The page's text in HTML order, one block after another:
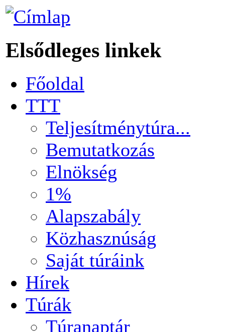
Elsődleges linkek
Főoldal
TTT
Teljesítménytúra...
Bemutatkozás
Elnökség
1%
Alapszabály
Közhasznúság
Saját túráink
Hírek
Túrák
Túranaptár